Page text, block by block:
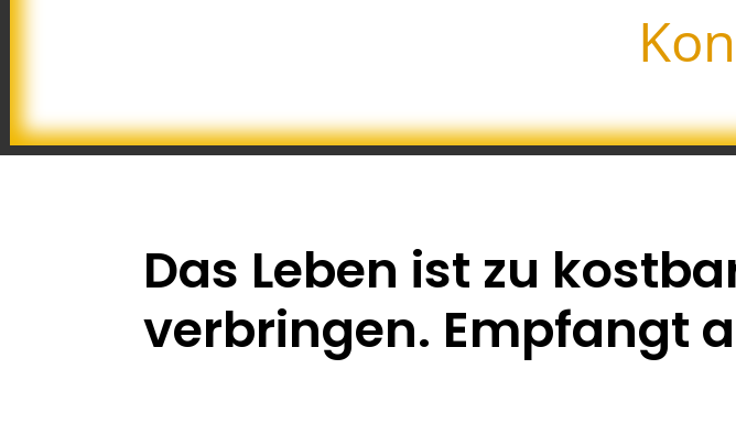
Das Leben ist zu
verbringen. Empfangt